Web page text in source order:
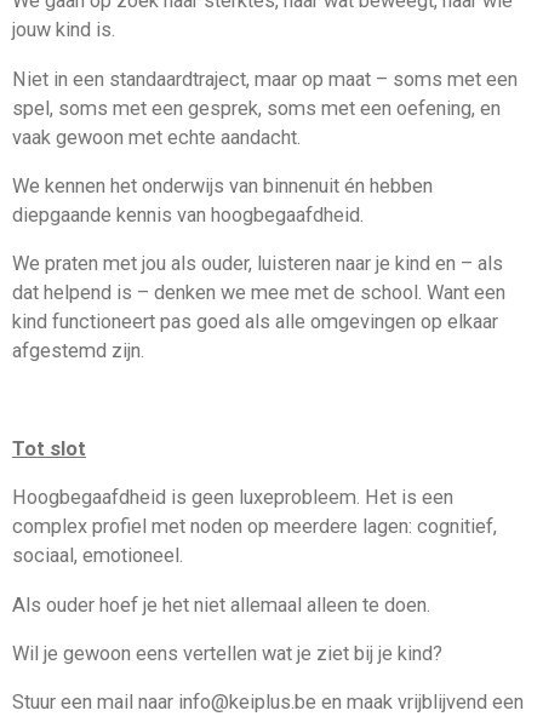
jouw kind is.
Niet in een standaardtraject, maar op maat – soms met een
spel, soms met een gesprek, soms met een oefening, en
vaak gewoon met echte aandacht.
We kennen het onderwijs van binnenuit én hebben
diepgaande kennis van hoogbegaafdheid.
We praten met jou als ouder, luisteren naar je kind en – als
dat helpend is – denken we mee met de school. Want een
kind functioneert pas goed als alle omgevingen op elkaar
afgestemd zijn.
Tot slot
Hoogbegaafdheid is geen luxeprobleem. Het is een
complex profiel met noden op meerdere lagen: cognitief,
sociaal, emotioneel.
Als ouder hoef je het niet allemaal alleen te doen.
Wil je gewoon eens vertellen wat je ziet bij je kind?
Stuur een mail naar info@keiplus.be en maak vrijblijvend een